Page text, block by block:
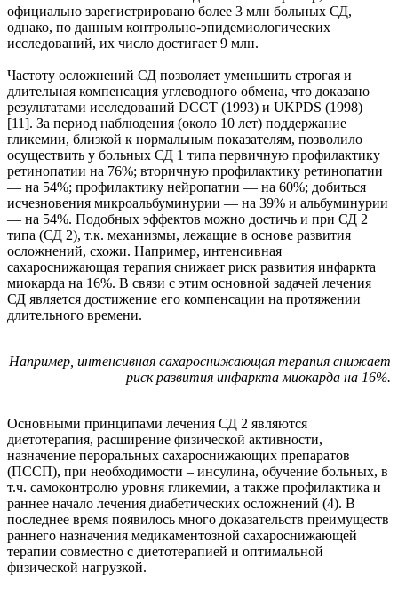
официально зарегистрировано более 3 млн больных СД,
однако, по данным контрольно-эпидемиологических
исследований, их число достигает 9 млн.
Частоту осложнений СД позволяет уменьшить строгая и
длительная компенсация углеводного обмена, что доказано
результатами исследований DCCT (1993) и UKPDS (1998)
[11]. За период наблюдения (около 10 лет) поддержание
гликемии, близкой к нормальным показателям, позволило
осуществить у больных СД 1 типа первичную профилактику
ретинопатии на 76%; вторичную профилактику ретинопатии
— на 54%; профилактику нейропатии — на 60%; добиться
исчезновения микроальбуминурии — на 39% и альбуминурии
— на 54%. Подобных эффектов можно достичь и при СД 2
типа (СД 2), т.к. механизмы, лежащие в основе развития
осложнений, схожи. Например, интенсивная
сахароснижающая терапия снижает риск развития инфаркта
миокарда на 16%. В связи с этим основной задачей лечения
СД является достижение его компенсации на протяжении
длительного времени.
Например, интенсивная сахароснижающая терапия снижает
риск развития инфаркта миокарда на 16%.
Основными принципами лечения СД 2 являются
диетотерапия, расширение физической активности,
назначение пероральных сахароснижающих препаратов
(ПССП), при необходимости – инсулина, обучение больных, в
т.ч. самоконтролю уровня гликемии, а также профилактика и
раннее начало лечения диабетических осложнений (4). В
последнее время появилось много доказательств преимуществ
раннего назначения медикаментозной сахароснижающей
терапии совместно с диетотерапией и оптимальной
физической нагрузкой.